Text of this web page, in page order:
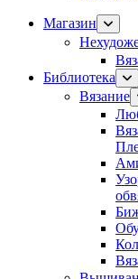
Магазин
Библиотека
Вязание